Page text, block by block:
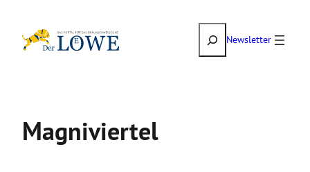
Inhalt
SuchenNewsletter
Magniviertel